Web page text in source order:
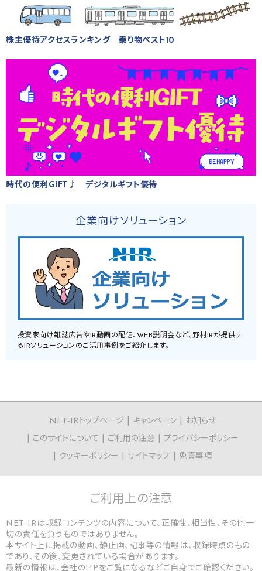
株主優待アクセスランキング 乗り物ベスト10
時代の便利GIFT♪ デジタルギフト優待
企業向けソリューション
投資家向け雑誌広告やIR動画の配信、WEB説明会など、野村IRが提供す
るIRソリューションのご活用事例をご紹介します。
NET-IRトップページ キャンペーン
お知らせ
このサイトについて
ご利用の注意
プライバシーポリシー
クッキーポリシー
サイトマップ 免責事項
ご利用上の注意
NET-IRは収録コンテンツの内容について、正確性、相当性、その他一
切の責任を負うものではありません。
本サイト上に掲載の動画、静止画、記事等の情報は、収録時点のもの
であり、その後、変更されている場合があります。
最新の情報は、会社のHPをご覧になるなどご自身でご確認ください。